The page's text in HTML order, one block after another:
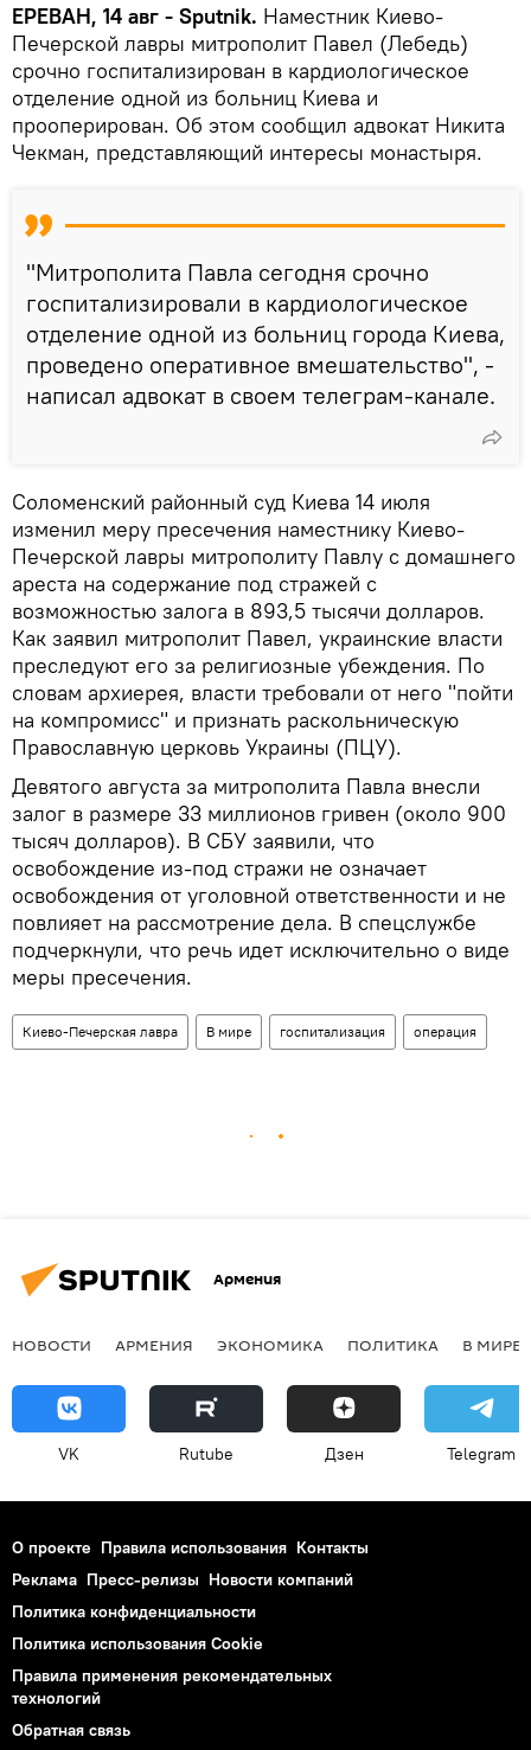
ЕРЕВАН, 14 авг - Sputnik. Наместник Киево-
Печерской лавры митрополит Павел (Лебедь)
срочно госпитализирован в кардиологическое
отделение одной из больниц Киева и
прооперирован. Об этом сообщил адвокат Никита
Чекман, представляющий интересы монастыря.
"Митрополита Павла сегодня срочно
госпитализировали в кардиологическое
отделение одной из больниц города Киева,
проведено оперативное вмешательство", -
написал адвокат в своем телеграм-канале.
Соломенский районный суд Киева 14 июля
изменил меру пресечения наместнику Киево-
Печерской лавры митрополиту Павлу с домашнего
ареста на содержание под стражей с
возможностью залога в 893,5 тысячи долларов.
Как заявил митрополит Павел, украинские власти
преследуют его за религиозные убеждения. По
словам архиерея, власти требовали от него "пойти
на компромисс" и признать раскольническую
Православную церковь Украины (ПЦУ).
Девятого августа за митрополита Павла внесли
залог в размере 33 миллионов гривен (около 900
тысяч долларов). В СБУ заявили, что
освобождение из-под стражи не означает
освобождения от уголовной ответственности и не
повлияет на рассмотрение дела. В спецслужбе
подчеркнули, что речь идет исключительно о виде
меры пресечения.
Киево-Печерская лавра В мире госпитализация операция
Армения
НОВОСТИ АРМЕНИЯ ЭКОНОМИКА ПОЛИТИКА В МИРЕ
VK Rutube Дзен Telegram
О проекте Правила использования Контакты
Реклама Пресс-релизы Новости компаний
Политика конфиденциальности
Политика использования Cookie
Правила применения рекомендательных
технологий
Обратная связь